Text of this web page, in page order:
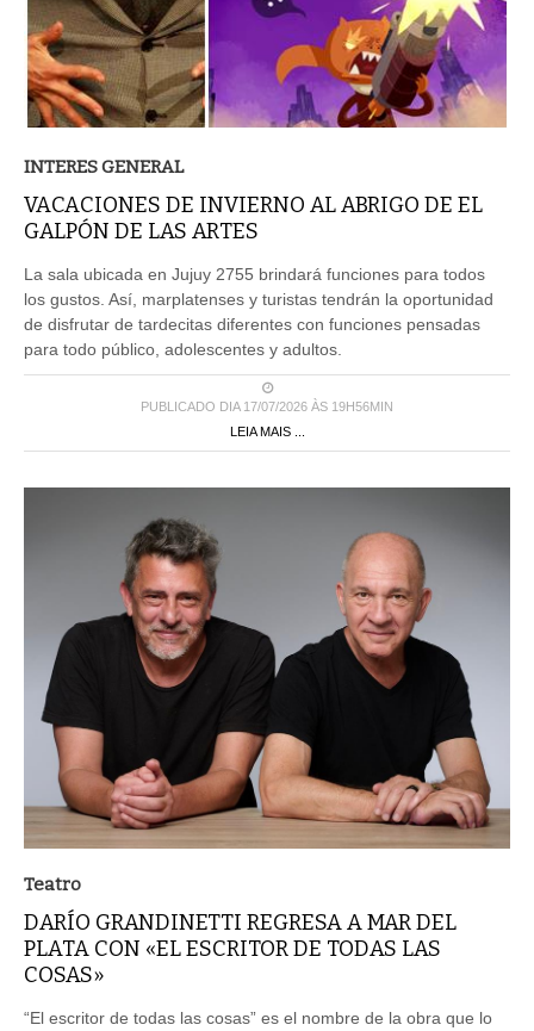
INTERES GENERAL
VACACIONES DE INVIERNO AL ABRIGO DE EL
GALPÓN DE LAS ARTES
La sala ubicada en Jujuy 2755 brindará funciones para todos
los gustos. Así, marplatenses y turistas tendrán la oportunidad
de disfrutar de tardecitas diferentes con funciones pensadas
para todo público, adolescentes y adultos.
PUBLICADO DIA 17/07/2026 ÀS 19H56MIN
LEIA MAIS ...
Teatro
DARÍO GRANDINETTI REGRESA A MAR DEL
PLATA CON «EL ESCRITOR DE TODAS LAS
COSAS»
“El escritor de todas las cosas” es el nombre de la obra que lo